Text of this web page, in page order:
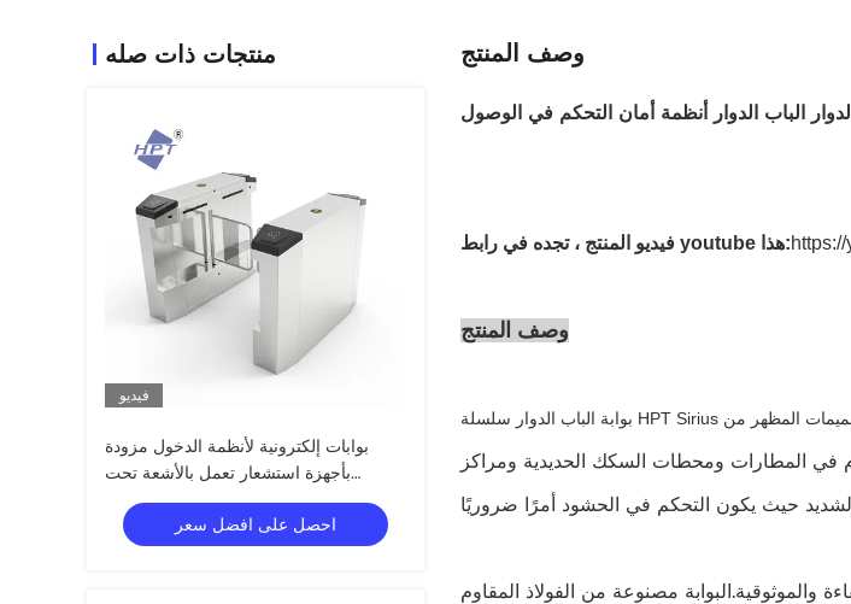
منتجات ذات صله
فيديو
بوابات إلكترونية لأنظمة الدخول مزودة
بأجهزة استشعار تعمل بالأشعة تحت
الحمراء / شاشة LED
احصل على افضل سعر
وصف المنتج
الباب الدوار أنظمة أمان التحكم في الوصول
فيديو المنتج ، تجده في رابط youtube هذا:
وصف المنتج
في المطارات ومحطات السكك الحديدية ومراكز
مصنوعة من الفولاذ المقاوم